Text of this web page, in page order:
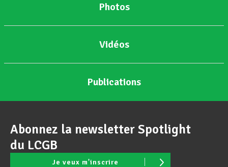
Photos
Vidéos
Publications
Abonnez la newsletter Spotlight
du LCGB
Je veux m'inscrire